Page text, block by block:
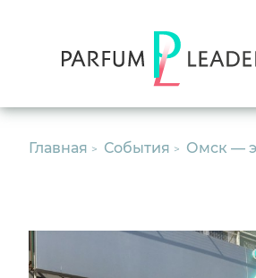
Главная События Омск —